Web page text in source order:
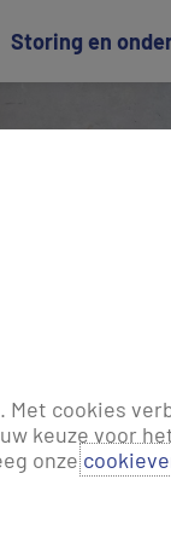
Storing en
Met cookies
keuze voor
onze